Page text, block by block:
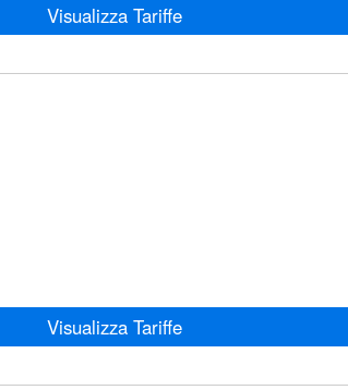
Visualizza Tariffe
Visualizza Tariffe